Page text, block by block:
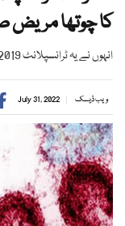
کا چوتھا
انہوں نے یہ ٹرانسپلانٹ 2019 کے ابتداء میں کروایا تھا
ویب ڈیسک July 31, 2022